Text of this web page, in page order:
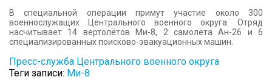
В специальной операции примут участие около 300
военнослужащих Центрального военного округа. Отряд
насчитывает 14 вертолётов Ми-8, 2 самолёта Ан-26 и 6
специализированных поисково-эвакуационных машин.
Пресс-служба Центрального военного округа
Теги записи: Ми-8